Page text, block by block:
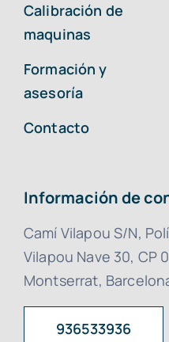
Calibración de
maquinas
Formación y
asesoría
Contacto
Información de
Camí Vilapou S/N,
Vilapou Nave 30, CP
Montserrat,
936533936